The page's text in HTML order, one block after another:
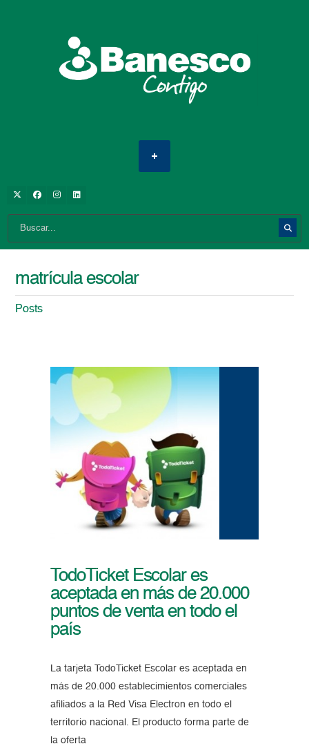
matrícula escolar
Posts
TodoTicket Escolar es
aceptada en más de 20.000
puntos de venta en todo el
país
La tarjeta TodoTicket Escolar es aceptada en
más de 20.000 establecimientos comerciales
afiliados a la Red Visa Electron en todo el
territorio nacional. El producto forma parte de
la oferta